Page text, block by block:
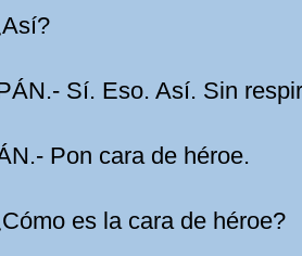
Sí. Eso. Así. Sin
Pon cara de héroe.
es la cara de héroe?